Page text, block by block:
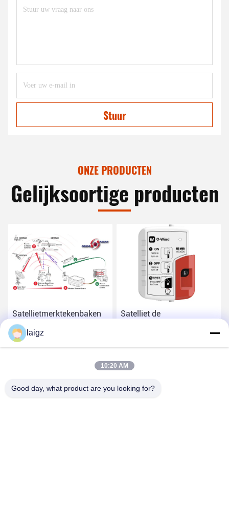
Stuur
ONZE PRODUCTEN
Gelijksoortige producten
Satellietmerktekenbaken
met Satelliet het
Signaalzender van 5W
Satelliet de
van 121,5 Mhz Locationg
laigz
10:20 AM
Good day, what product are you looking for?